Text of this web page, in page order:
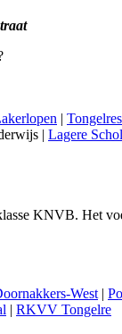
|
| Lagere
KNVB. Het
West |
| RKVV Tongelre